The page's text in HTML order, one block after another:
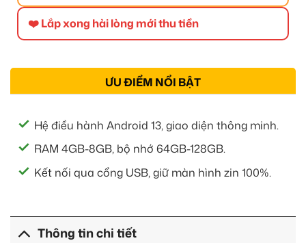
❤️ Lắp xong hài lòng mới thu tiền
ƯU ĐIỂM NỔI BẬT
Hệ điều hành Android 13, giao diện thông minh.
RAM 4GB-8GB, bộ nhớ 64GB-128GB.
Kết nối qua cổng USB, giữ màn hình zin 100%.
Thông tin chi tiết